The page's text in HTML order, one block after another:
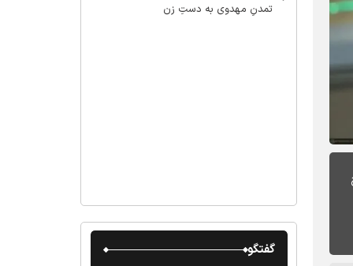
تمدنِ مهدوی به دستِ زن
گفتگو